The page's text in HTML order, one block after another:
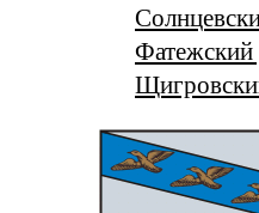
Фатежский